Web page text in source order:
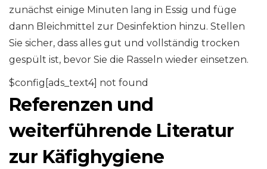
zunächst einige Minuten lang in Essig und füge
dann Bleichmittel zur Desinfektion hinzu. Stellen
Sie sicher, dass alles gut und vollständig trocken
gespült ist, bevor Sie die Rasseln wieder einsetzen.
$config[ads_text4] not found
Referenzen und
weiterführende Literatur
zur Käfighygiene